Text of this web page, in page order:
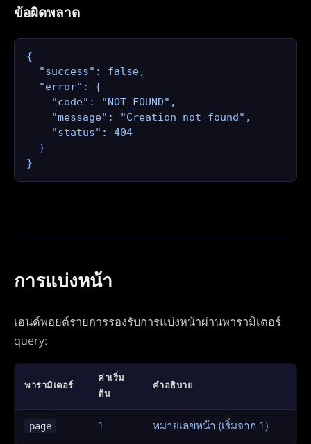
ข้อผิดพลาด
{
  "success": false,
  "error": {
    "code": "NOT_FOUND",
    "message": "Creation not found",
    "status": 404
  }
}
การแบ่งหน้า
เอนด์พอยต์รายการรองรับการแบ่งหน้าผ่านพารามิเตอร์
query:
พารามิเตอร์
ค่าเริ่ม
ต้น
คำอธิบาย
page 1 หมายเลขหน้า (เริ่มจาก 1)